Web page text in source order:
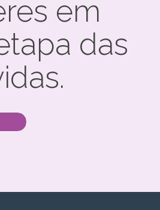
em
das